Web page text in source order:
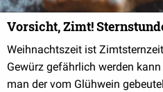
Vorsicht, Zimt!
Weihnachtszeit ist
Gewürz gefährlich werden
man der vom Glühwein